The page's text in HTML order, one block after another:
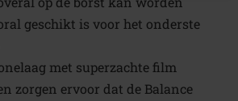
geschikt is voor het onderste
met superzachte film
zorgen ervoor dat de Balance